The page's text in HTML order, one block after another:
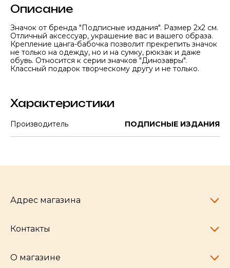
Описание
Значок от бренда "Подписные издания". Размер 2x2 см.
Отличный аксессуар, украшение вас и вашего образа.
Крепление цанга-бабочка позволит прекрепить значок
не только на одежду, но и на сумку, рюкзак и даже
обувь. Относится к серии значков "Динозавры".
Классный подарок творческому другу и не только.
Характеристики
Производитель ПОДПИСНЫЕ ИЗДАНИЯ
Адрес магазина
Челябинск,
Контакты
pocherkartshop@mail.ru
О магазине